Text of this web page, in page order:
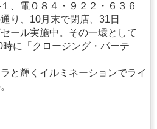
、電０８４・９２２・６３６
り、10月末で閉店、31日
ール実施中。その一環として
に「クロージング・パーテ
と輝くイルミネーションでライ